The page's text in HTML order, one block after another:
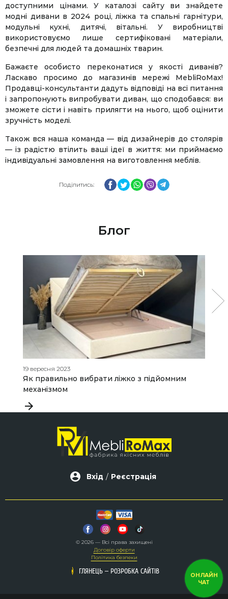
доступними цінами. У каталозі сайту ви знайдете
модні дивани в 2024 році, ліжка та спальні гарнітури,
модульні кухні, дитячі, вітальні. У виробництві
використовуємо лише сертифіковані матеріали,
безпечні для людей та домашніх тварин.
Бажаєте особисто переконатися у якості диванів?
Ласкаво просимо до магазинів мережі MebliRoMax!
Продавці-консультанти дадуть відповіді на всі питання
і запропонують випробувати диван, що сподобався: ви
зможете сісти і навіть прилягти на нього, щоб оцінити
зручність моделі.
Також вся наша команда — від дизайнерів до столярів
— із радістю втілить ваші ідеї в життя: ми приймаємо
індивідуальні замовлення на виготовлення меблів.
Поділитись: Facebook
Twitter
WhatsApp
ViberTelegram
Блог
19 вересня 2023
Як правильно вибрати ліжко з підйомним
механізмом
Вхід / Реєстрація
© 2026 — Всі права захищені
Договір оферти
Політика безпеки
ГЛЯНЕЦЬ – РОЗРОБКА САЙТІВ
ГЛЯНЕЦЬ – РОЗРОБКА САЙТІВ
ОНЛАЙН
ЧАТ